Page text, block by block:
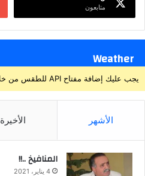
متابعون
Weather
يجب عليك إضافة مفتاح API للطقس من خلال صفحة إعدادات القالب > الدمج.
الأشهر الأخيرة
المنافيخ ..!!
4 يناير، 2021